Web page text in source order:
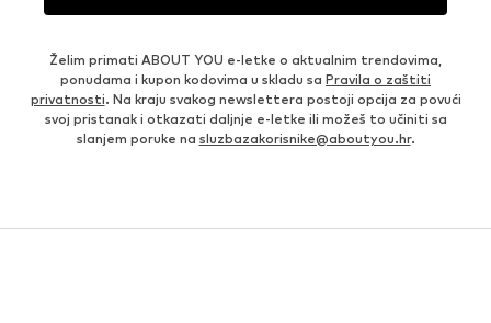
Želim primati ABOUT YOU e-letke o aktualnim trendovima,
ponudama i kupon kodovima u skladu sa Pravila o zaštiti
privatnosti. Na kraju svakog newslettera postoji opcija za povući
svoj pristanak i otkazati daljnje e-letke ili možeš to učiniti sa
slanjem poruke na sluzbazakorisnike@aboutyou.hr.